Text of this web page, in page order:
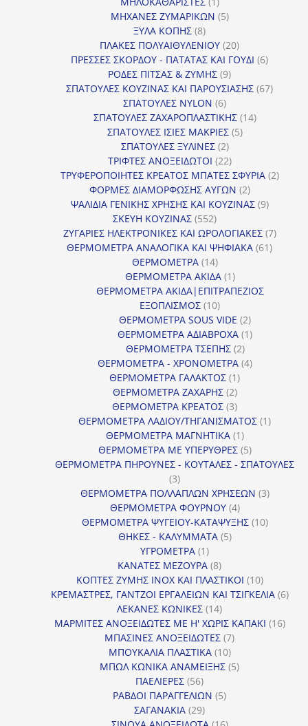
προϊόν
ΜΗΧΑΝΕΣ ΖΥΜΑΡΙΚΩΝ 55
ΞΥΛΑ ΚΟΠΗΣ 88
προϊόντα
ΠΛΑΚΕΣ ΠΟΛΥΑΙΘΥΛΕΝΙΟΥ 2020
προϊόντα
ΠΡΕΣΣΕΣ ΣΚΟΡΔΟΥ - ΠΑΤΑΤΑΣ ΚΑΙ ΓΟΥΔΙ 66
ΡΟΔΕΣ ΠΙΤΣΑΣ & ΖΥΜΗΣ 99
προϊόντα
ΣΠΑΤΟΥΛΕΣ ΚΟΥΖΙΝΑΣ ΚΑΙ ΠΑΡΟΥΣΙΑΣΗΣ 6767
ΣΠΑΤΟΥΛΕΣ NYLON 66
προϊόντα
ΣΠΑΤΟΥΛΕΣ ΖΑΧΑΡΟΠΛΑΣΤΙΚΗΣ 1414
ΣΠΑΤΟΥΛΕΣ ΙΣΙΕΣ ΜΑΚΡΙΕΣ 55
ΣΠΑΤΟΥΛΕΣ ΞΥΛΙΝΕΣ 22
προϊόντα
ΤΡΙΦΤΕΣ ΑΝΟΞΕΙΔΩΤΟΙ 2222
προϊόντα
ΤΡΥΦΕΡΟΠΟΙΗΤΕΣ ΚΡΕΑΤΟΣ ΜΠΑΤΕΣ ΣΦΥΡΙΑ 22
ΦΟΡΜΕΣ ΔΙΑΜΟΡΦΩΣΗΣ ΑΥΓΩΝ 22
προϊόντα
ΨΑΛΙΔΙΑ ΓΕΝΙΚΗΣ ΧΡΗΣΗΣ ΚΑΙ ΚΟΥΖΙΝΑΣ 99
ΣΚΕΥΗ ΚΟΥΖΙΝΑΣ 552552
προϊόντα
ΖΥΓΑΡΙΕΣ ΗΛΕΚΤΡΟΝΙΚΕΣ ΚΑΙ ΩΡΟΛΟΓΙΑΚΕΣ 77
ΘΕΡΜΟΜΕΤΡΑ ΑΝΑΛΟΓΙΚΑ ΚΑΙ ΨΗΦΙΑΚΑ 6161
ΘΕΡΜΟΜΕΤΡΑ 1414
προϊόντα
ΘΕΡΜΟΜΕΤΡΑ ΑΚΙΔΑ 11
προϊόν
ΘΕΡΜΟΜΕΤΡΑ ΑΚΙΔΑ|ΕΠΙΤΡΑΠΕΖΙΟΣ
ΕΞΟΠΛΙΣΜΟΣ 1010
προϊόντα
ΘΕΡΜΟΜΕΤΡΑ SOUS VIDE 22
προϊόντα
ΘΕΡΜΟΜΕΤΡΑ ΑΔΙΑΒΡΟΧΑ 11
ΘΕΡΜΟΜΕΤΡΑ ΤΣΕΠΗΣ 22
προϊόντα
ΘΕΡΜΟΜΕΤΡΑ - ΧΡΟΝΟΜΕΤΡΑ 44
ΘΕΡΜΟΜΕΤΡΑ ΓΑΛΑΚΤΟΣ 11
προϊόν
ΘΕΡΜΟΜΕΤΡΑ ΖΑΧΑΡΗΣ 22
προϊόντα
ΘΕΡΜΟΜΕΤΡΑ ΚΡΕΑΤΟΣ 33
προϊόντα
ΘΕΡΜΟΜΕΤΡΑ ΛΑΔΙΟΥ/ΤΗΓΑΝΙΣΜΑΤΟΣ 11
ΘΕΡΜΟΜΕΤΡΑ ΜΑΓΝΗΤΙΚΑ 11
προϊόν
ΘΕΡΜΟΜΕΤΡΑ ΜΕ ΥΠΕΡΥΘΡΕΣ 55
προϊόντα
ΘΕΡΜΟΜΕΤΡΑ ΠΗΡΟΥΝΕΣ - ΚΟΥΤΑΛΕΣ - ΣΠΑΤΟΥΛΕΣ
33
προϊόντα
ΘΕΡΜΟΜΕΤΡΑ ΠΟΛΛΑΠΛΩΝ ΧΡΗΣΕΩΝ 33
ΘΕΡΜΟΜΕΤΡΑ ΦΟΥΡΝΟΥ 44
προϊόντα
ΘΕΡΜΟΜΕΤΡΑ ΨΥΓΕΙΟΥ-ΚΑΤΑΨΥΞΗΣ 1010
ΘΗΚΕΣ - ΚΑΛΥΜΜΑΤΑ 55
ΥΓΡΟΜΕΤΡΑ 11
προϊόν
ΚΑΝΑΤΕΣ ΜΕΖΟΥΡΑ 88
προϊόντα
ΚΟΠΤΕΣ ΖΥΜΗΣ INOX ΚΑΙ ΠΛΑΣΤΙΚΟΙ 1010
προϊόντα
ΚΡΕΜΑΣΤΡΕΣ, ΓΑΝΤΖΟΙ ΕΡΓΑΛΕΙΩΝ ΚΑΙ ΤΣΙΓΚΕΛΙΑ 66
ΛΕΚΑΝΕΣ ΚΩΝΙΚΕΣ 1414
προϊόντα
ΜΑΡΜΙΤΕΣ ΑΝΟΞΕΙΔΩΤΕΣ ΜΕ Η' ΧΩΡΙΣ ΚΑΠΑΚΙ 1616
ΜΠΑΣΙΝΕΣ ΑΝΟΞΕΙΔΩΤΕΣ 77
ΜΠΟΥΚΑΛΙΑ ΠΛΑΣΤΙΚΑ 1010
προϊόντα
ΜΠΩΛ ΚΩΝΙΚΑ ΑΝΑΜΕΙΞΗΣ 55
ΠΑΕΛΙΕΡΕΣ 5656
προϊόντα
ΡΑΒΔΟΙ ΠΑΡΑΓΓΕΛΙΩΝ 55
ΣΑΓΑΝΑΚΙΑ 2929
προϊόντα
16